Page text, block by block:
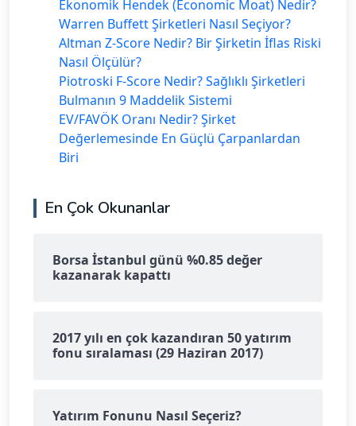
Ekonomik Hendek (Economic Moat) Nedir?
Warren Buffett Şirketleri Nasıl Seçiyor?
Altman Z-Score Nedir? Bir Şirketin İflas Riski
Nasıl Ölçülür?
Piotroski F-Score Nedir? Sağlıklı Şirketleri
Bulmanın 9 Maddelik Sistemi
EV/FAVÖK Oranı Nedir? Şirket
Değerlemesinde En Güçlü Çarpanlardan
Biri
En Çok Okunanlar
Borsa İstanbul günü %0.85 değer
kazanarak kapattı
2017 yılı en çok kazandıran 50 yatırım
fonu sıralaması (29 Haziran 2017)
Yatırım Fonunu Nasıl Seçeriz?